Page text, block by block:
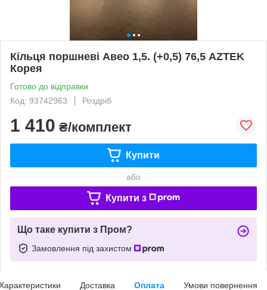
Кільця поршневі Авео 1,5. (+0,5) 76,5 AZTEK
Корея
Готово до відправки
Код: 93742963
Роздріб
1 410 ₴/комплект
Купити
або
Купити з
Що таке купити з Пром?
Замовлення під захистом
Доставка Оплата Умови повернення